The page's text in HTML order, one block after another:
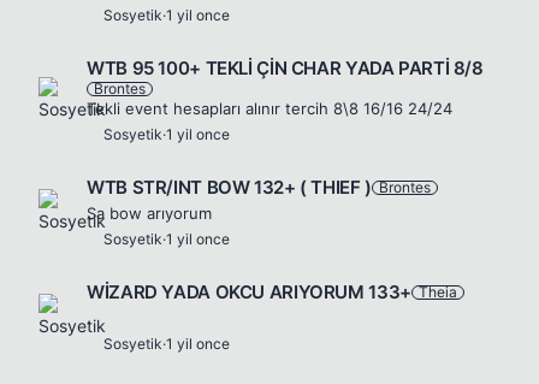
Sosyetik·1 yil once
WTB 95 100+ TEKLİ ÇİN CHAR YADA PARTİ 8/8
Brontes
Tekli event hesapları alınır tercih 8\8 16/16 24/24
Sosyetik·1 yil once
WTB STR/INT BOW 132+ ( THIEF ) Brontes
Sa bow arıyorum
Sosyetik·1 yil once
WİZARD YADA OKCU ARIYORUM 133+ Theia
.
Sosyetik·1 yil once